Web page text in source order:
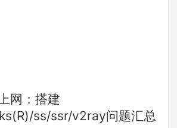
网：搭建
ss/ssr/v2ray问题汇总